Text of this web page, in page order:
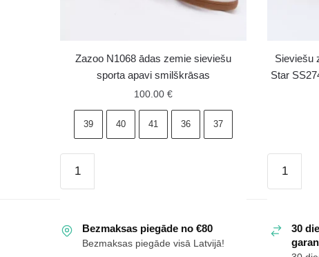
Zazoo N1068 ādas zemie sieviešu
sporta apavi smilškrāsas
100.00 €
39 40 41 36 37
N1068
sieviešu
sporta
Sieviešu
Star
zemas
Big
Bezmaksas piegāde no €80
Bezmaksas piegāde visā Latvijā!
30